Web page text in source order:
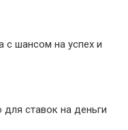
с шансом на успех и
ставок на деньги